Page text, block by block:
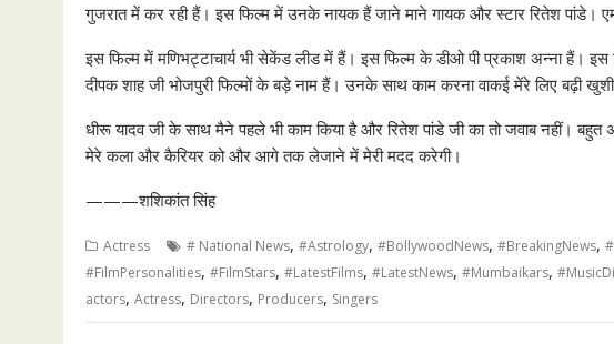
गुजरात में कर रही हैं। इस फिल्म में उनके नायक हैं जाने माने गायक और स्टार रितेश पांडे।
इस फिल्म में मणिभट्टाचार्य भी सेकेंड लीड में हैं। इस फिल्म के डीओ पी प्रकाश अन्ना हैं। इस
दीपक शाह जी भोजपुरी फिल्मों के बड़े नाम हैं। उनके साथ काम करना वाकई मेंरे लिए बढ़ी
धीरू यादव जी के साथ मैने पहले भी काम किया है और रितेश पांडे जी का तो जवाब नहीं। बहुत
मेरे कला और कैरियर को और आगे तक लेजाने में मेरी मदद करेगी।
———शशिकांत सिंह
Actress # National News, #Astrology, #BollywoodNews, #BreakingNews,
#FilmPersonalities, #FilmStars, #LatestFilms, #LatestNews, #Mumbaikars,
actors, Actress, Directors, Producers, Singers